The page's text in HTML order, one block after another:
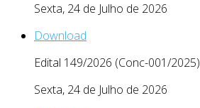
Sexta, 24 de Julho de 2026
Download
Edital 149/2026 (Conc-001/2025)
Sexta, 24 de Julho de 2026